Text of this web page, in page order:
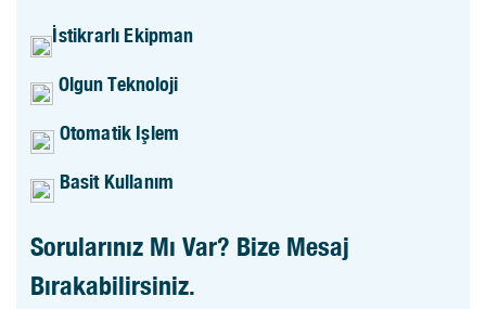
İstikrarlı Ekipman
Olgun Teknoloji
Otomatik Işlem
Basit Kullanım
Sorularınız Mı Var? Bize Mesaj
Bırakabilirsiniz.